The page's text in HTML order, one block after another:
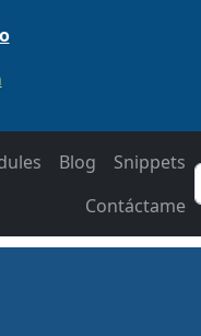
Blog
Snippets
Contáctame